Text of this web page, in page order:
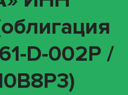
D-002P /